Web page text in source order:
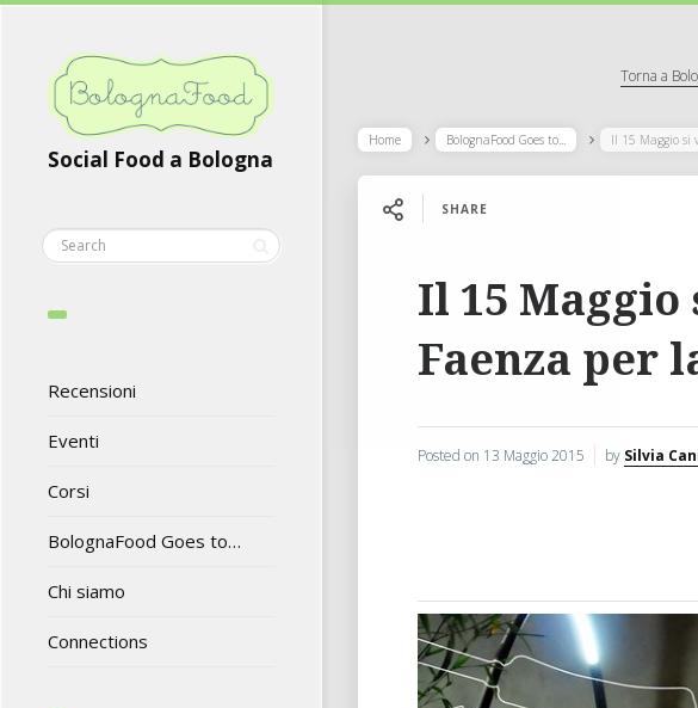
Social Food a Bologna
Recensioni
Eventi
Corsi
BolognaFood Goes to…
Chi siamo
Connections
Torna a
Home BolognaFood Goes to... Il 15 Maggio
SHARE
Il 15
Faenza per
Posted on 13 Maggio 2015 by Silvia